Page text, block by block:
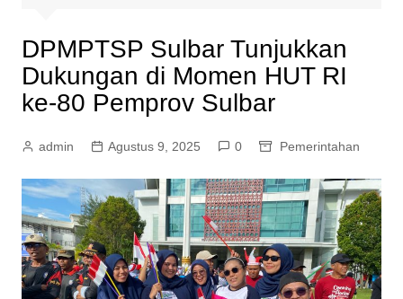
DPMPTSP Sulbar Tunjukkan
Dukungan di Momen HUT RI
ke-80 Pemprov Sulbar
admin Agustus 9, 2025 0 Pemerintahan